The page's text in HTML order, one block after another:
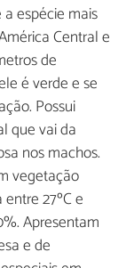
espécie mais
Central e
de
é verde e se
Possui
que vai da
nos machos.
vegetação
27ºC e
Apresentam
e de